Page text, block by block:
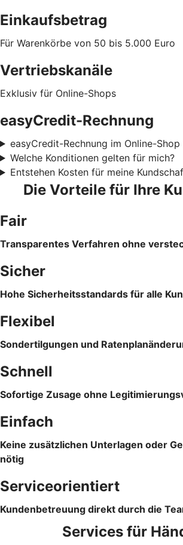
Einkaufsbetrag
Für Warenkörbe von 50 bis 5.000 Euro
Vertriebskanäle
Exklusiv für Online-Shops
easyCredit-Rechnung
easyCredit-Rechnung im Online-
Welche Konditionen gelten für mich?
Entstehen Kosten für meine
Die Vorteile für Ihre
Fair
Transparentes Verfahren ohne
Sicher
Hohe Sicherheitsstandards für alle
Flexibel
Sondertilgungen und
Schnell
Sofortige Zusage ohne
Einfach
Keine zusätzlichen Unterlagen oder
nötig
Serviceorientiert
Kundenbetreuung direkt durch die
Services für